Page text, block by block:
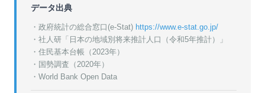
データ出典
・政府統計の総合窓口(e-Stat) https://www.e-stat.go.jp/
・ 社人研「日本の地域別将来推計人口（令和5年推計）」
・ 住民基本台帳（2023年）
・ 国勢調査（2020年）
・World Bank Open Data